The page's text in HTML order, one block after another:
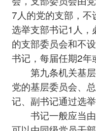
7人的党的支部，不
选举支部书记1人，
的支部委员会和不
书记，每届任期2年
第九条机关基层
党的基层委员会、
记、副书记通过选
书记一般应当由